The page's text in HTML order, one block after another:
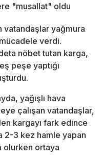
"musallat" oldu
vatandaşlar yağmura
verdi.
nöbet tutan karga,
peşe yaptığı
yağışlı hava
çalışan vatandaşlar,
kargayı fark edince
2-3 kez hamle yapan
olurken ortaya